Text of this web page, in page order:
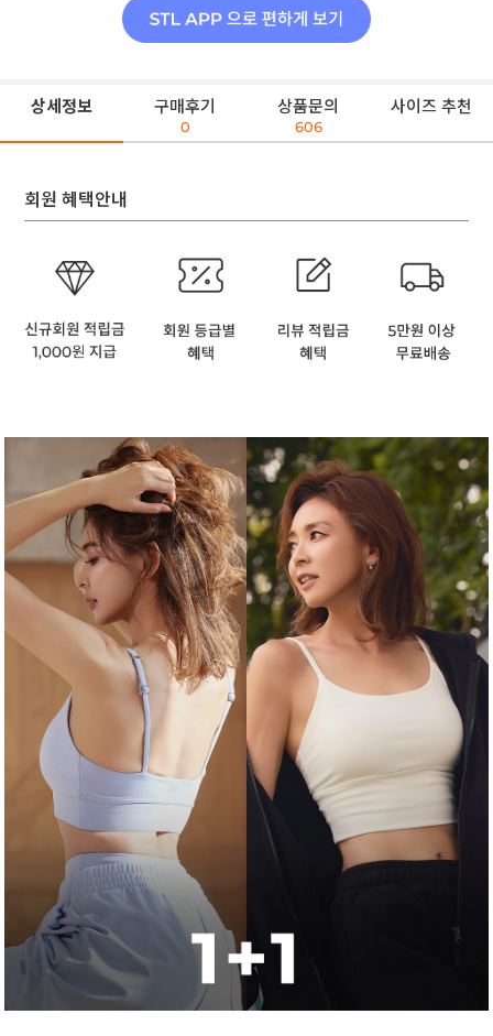
상세정보 구매후기
0
상품문의
606
사이즈 추천
회원 혜택안내